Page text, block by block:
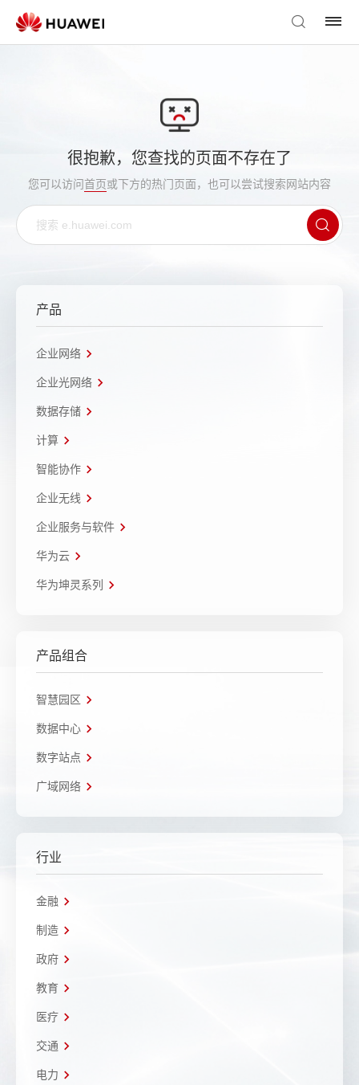
很抱歉，您查找的页面不存在了
您可以访问首页或下方的热门页面，也可以尝试搜索网站内容
产品
企业网络
企业光网络
数据存储
计算
智能协作
企业无线
企业服务与软件
华为云
华为坤灵系列
产品组合
智慧园区
数据中心
数字站点
广域网络
行业
金融
制造
政府
教育
医疗
交通
电力